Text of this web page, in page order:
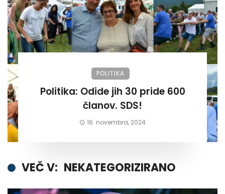
POLITIKA
Politika: Odide jih 30 pride 600
članov. SDS!
16. novembra, 2024
VEČ V: NEKATEGORIZIRANO